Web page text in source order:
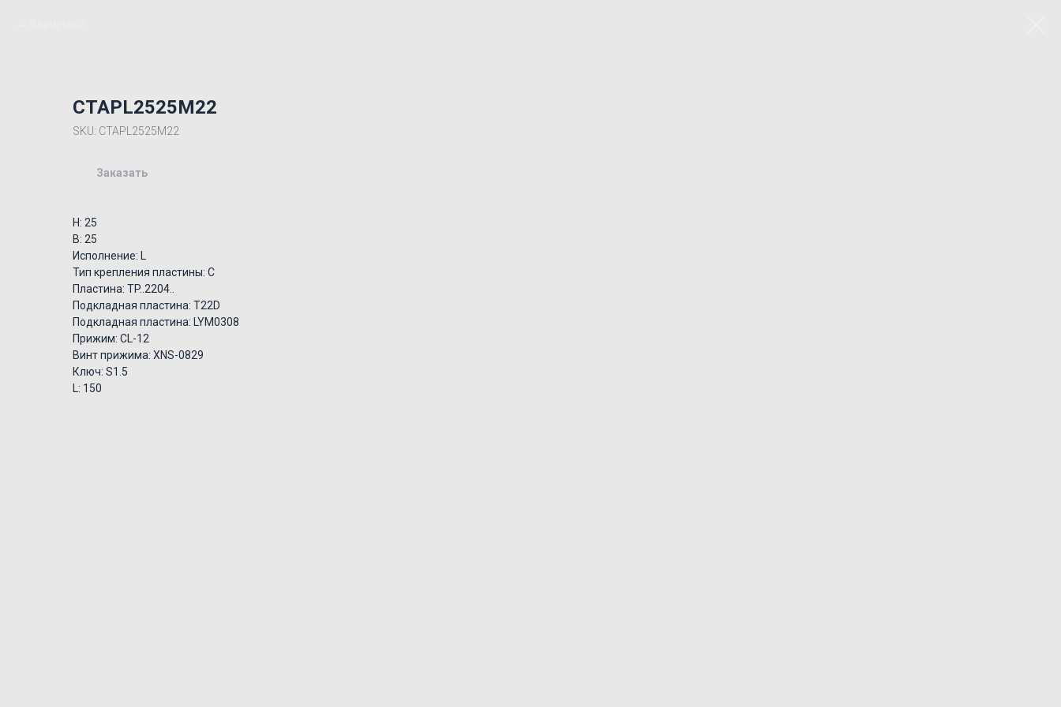
CTAPL2525M22
SKU: CTAPL2525M22
Заказать
H: 25
B: 25
Исполнение: L
Тип крепления пластины: C
Пластина: TP..2204..
Подкладная пластина: T22D
Подкладная пластина: LYM0308
Прижим: CL-12
Винт прижима: XNS-0829
Ключ: S1.5
L: 150